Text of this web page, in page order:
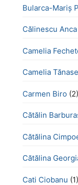
Bularca-Mariș
Călinescu Anca
Camelia
Camelia Tănase
Carmen Biro (2)
Cătălin
Cătălina
Cătălina
Cati Ciobanu (1)